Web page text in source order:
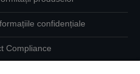
confidențiale
Compliance